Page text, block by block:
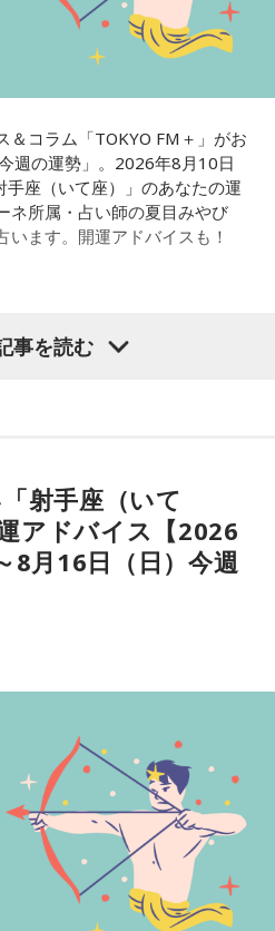
＆コラム「TOKYO FM＋」がお
週の運勢」。2026年8月10日
手座（いて座）」のあなたの運
ネ所属・占い師の夏目みやび
います。開運アドバイスも！
すみわけをして、自分が心地
ょう。
やび（なつめ・みやび）
触れると話題に。占いや開運
もリリース。
uranai.com/
https://online-uranai.jp/
事を読む
射手座（いて
アドバイス【2026
8月16日（日）今週